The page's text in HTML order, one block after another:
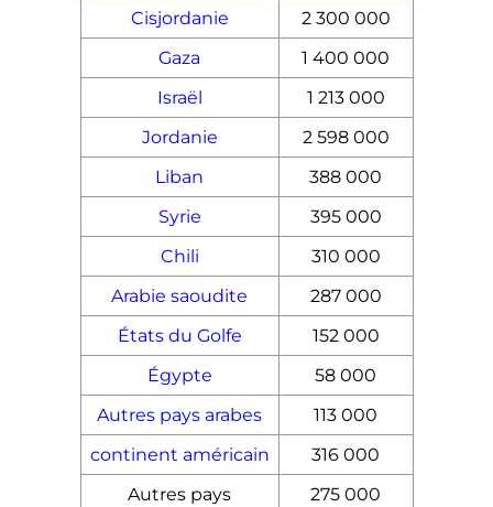
Cisjordanie
2 300 000
Gaza
1 400 000
Israël
1 213 000
Jordanie
2 598 000
Liban
388 000
Syrie
395 000
Chili
310 000
Arabie saoudite
287 000
États du Golfe
152 000
Égypte
58 000
Autres pays arabes
113 000
continent américain
316 000
Autres pays
275 000